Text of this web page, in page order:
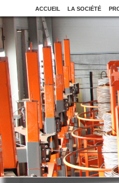
ACCUEIL LA SOCIÉTÉ